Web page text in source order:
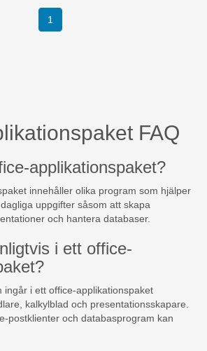
1
FAQ
applikationspaket?
innehåller olika program som hjälper
uppgifter såsom att skapa
och hantera databaser.
i ett office-
ingår i ett office-applikationspaket
kalkylblad och presentationsskapare.
postklienter och databasprogram kan